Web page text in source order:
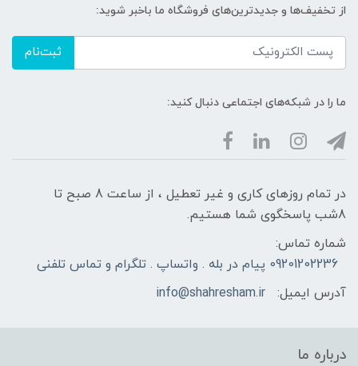
از تخفیف‌ها و جدیدترین‌های فروشگاه ما باخبر شوید:
ثبت‌نام
ما را در شبکه‌های اجتماعی دنبال کنید:
در تمام روزهای کاری و غیر تعطیل ، از ساعت 8 صبح تا
8شب پاسخگوی شما هستیم.
شماره تماس:
09201202236 پیام در بله . واتساپ . تلگرام و تماس تلفنی
آدرس ایمیل:
info@shahresham.ir
درباره ما